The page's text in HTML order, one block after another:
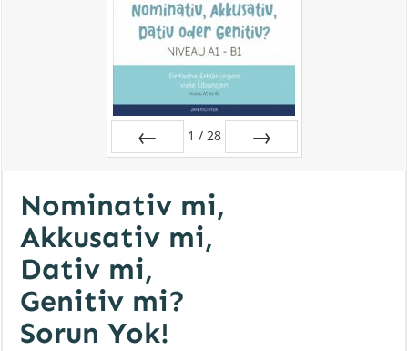
1 / 28
Nominativ mi,
Akkusativ mi,
Dativ mi,
Genitiv mi?
Sorun Yok!